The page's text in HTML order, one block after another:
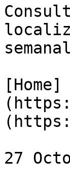
semanal
[Home]
27